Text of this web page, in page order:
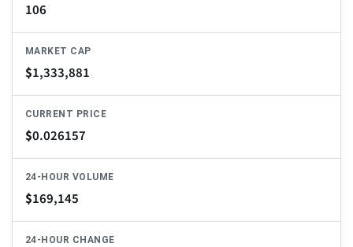
106
MARKET CAP
$1,333,881
CURRENT PRICE
$0.026157
24-HOUR VOLUME
$169,145
24-HOUR CHANGE